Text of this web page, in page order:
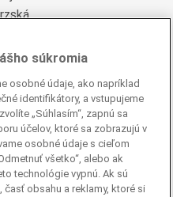
súkromia
osobné údaje, ako napríklad
identifikátory, a vstupujeme
„Súhlasím“, zapnú sa
účelov, ktoré sa zobrazujú v
osobné údaje s cieľom
všetko“, alebo ak
technológie vypnú. Ak sú
obsahu a reklamy, ktoré si